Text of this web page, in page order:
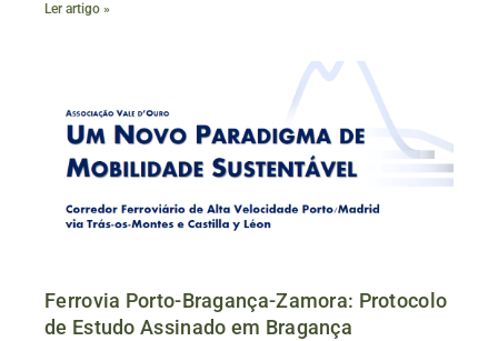
Ler artigo »
Ferrovia Porto-Bragança-Zamora: Protocolo
de Estudo Assinado em Bragança